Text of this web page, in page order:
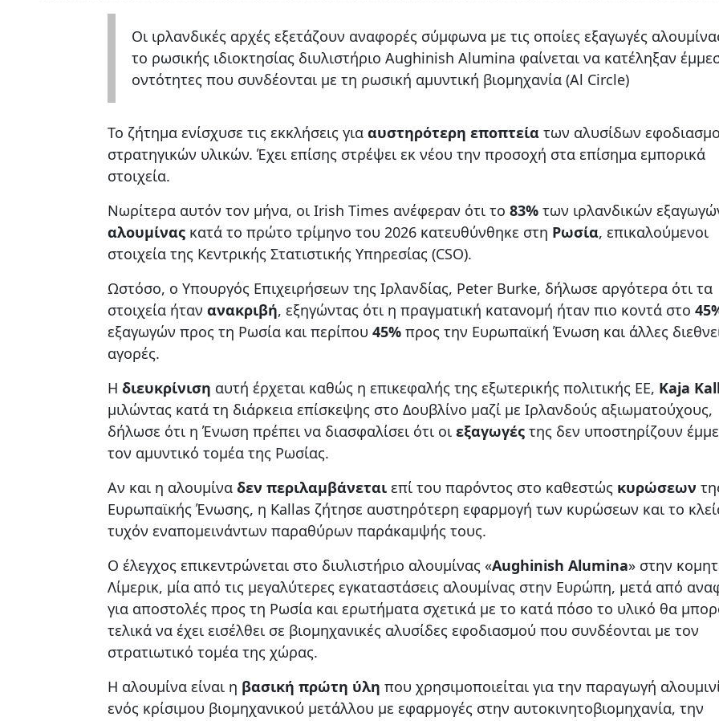
Οι ιρλανδικές αρχές εξετάζουν αναφορές σύμφωνα με τις οποίες εξαγωγές
το ρωσικής ιδιοκτησίας διυλιστήριο Aughinish Alumina φαίνεται να κατέληξαν
οντότητες που συνδέονται με τη ρωσική αμυντική βιομηχανία (Al Circle)
Το ζήτημα ενίσχυσε τις εκκλήσεις για αυστηρότερη εποπτεία των αλυσίδων
στρατηγικών υλικών. Έχει επίσης στρέψει εκ νέου την προσοχή στα επίσημα εμπορικά
στοιχεία.
Νωρίτερα αυτόν τον μήνα, οι Irish Times ανέφεραν ότι το 83% των ιρλανδικών
αλουμίνας κατά το πρώτο τρίμηνο του 2026 κατευθύνθηκε στη Ρωσία, επικαλούμενοι
στοιχεία της Κεντρικής Στατιστικής Υπηρεσίας (CSO).
Ωστόσο, ο Υπουργός Επιχειρήσεων της Ιρλανδίας, Peter Burke, δήλωσε αργότερα ότι τα
στοιχεία ήταν ανακριβή, εξηγώντας ότι η πραγματική κατανομή ήταν πιο κοντά στο
εξαγωγών προς τη Ρωσία και περίπου 45% προς την Ευρωπαϊκή Ένωση και άλλες
αγορές.
Η διευκρίνιση αυτή έρχεται καθώς η επικεφαλής της εξωτερικής πολιτικής ΕΕ, Kaja
μιλώντας κατά τη διάρκεια επίσκεψης στο Δουβλίνο μαζί με Ιρλανδούς αξιωματούχους,
δήλωσε ότι η Ένωση πρέπει να διασφαλίσει ότι οι εξαγωγές της δεν υποστηρίζουν
τον αμυντικό τομέα της Ρωσίας.
Αν και η αλουμίνα δεν περιλαμβάνεται επί του παρόντος στο καθεστώς κυρώσεων
Ευρωπαϊκής Ένωσης, η Kallas ζήτησε αυστηρότερη εφαρμογή των κυρώσεων και το
τυχόν εναπομεινάντων παραθύρων παράκαμψής τους.
Ο έλεγχος επικεντρώνεται στο διυλιστήριο αλουμίνας «Aughinish Alumina» στην
Λίμερικ, μία από τις μεγαλύτερες εγκαταστάσεις αλουμίνας στην Ευρώπη, μετά από
για αποστολές προς τη Ρωσία και ερωτήματα σχετικά με το κατά πόσο το υλικό θα
τελικά να έχει εισέλθει σε βιομηχανικές αλυσίδες εφοδιασμού που συνδέονται με τον
στρατιωτικό τομέα της χώρας.
Η αλουμίνα είναι η βασική πρώτη ύλη που χρησιμοποιείται για την παραγωγή
ενός κρίσιμου βιομηχανικού μετάλλου με εφαρμογές στην αυτοκινητοβιομηχανία, την